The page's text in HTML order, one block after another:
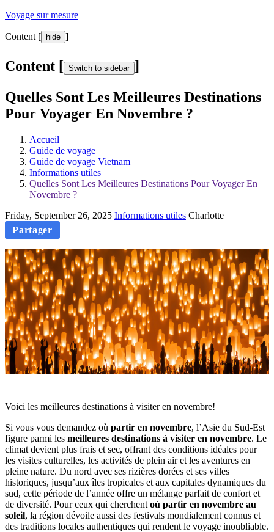
Voyage sur mesure
Content [ hide ]
Content [ Switch to sidebar ]
Quelles Sont Les Meilleures Destinations
Pour Voyager En Novembre ?
Accueil
Guide de voyage
Guide de voyage Vietnam
Informations utiles
Quelles Sont Les Meilleures Destinations Pour Voyager En
Novembre ?
Friday, September 26, 2025 Informations utiles Charlotte
Partager
Voici les meilleures destinations à visiter en novembre!
Si vous vous demandez où partir en novembre, l’Asie du Sud-Est
figure parmi les meilleures destinations à visiter en novembre. Le
climat devient plus frais et sec, offrant des conditions idéales pour
les visites culturelles, les activités de plein air et les aventures en
pleine nature. Du nord avec ses rizières dorées et ses villes
historiques, jusqu’aux îles tropicales et aux capitales dynamiques du
sud, cette période de l’année offre un mélange parfait de confort et
de diversité. Pour ceux qui cherchent où partir en novembre au
soleil, la région dévoile aussi des festivals mondialement connus et
des traditions locales authentiques qui rendent le voyage inoubliable.